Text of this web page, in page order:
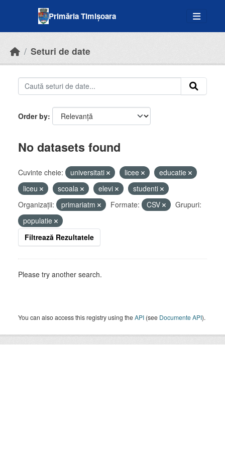
Primăria Timișoara
Seturi de date
Order by
No datasets found
Cuvinte cheie: universitati licee
educatie
liceu
scoala elevi
studenti
Organizații:
primariatm Formate: CSV
Grupuri:
populatie
Filtrează Rezultatele
Please try another search.
You can also access this registry using theAPI (see Documente API).